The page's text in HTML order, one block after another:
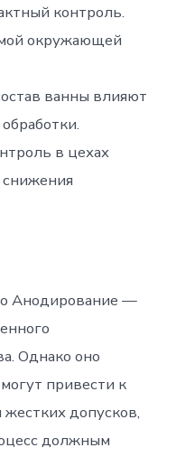
контроль.
окружающей
ванны влияют
в цехах
Анодирование —
Однако оно
привести к
допусков,
должным